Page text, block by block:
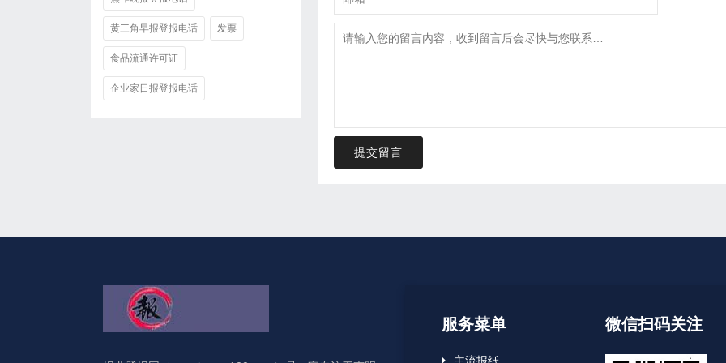
提交留言
黄三角早报登报电话 发票
食品流通许可证
企业家日报登报电话
服务菜单 微信扫码关注